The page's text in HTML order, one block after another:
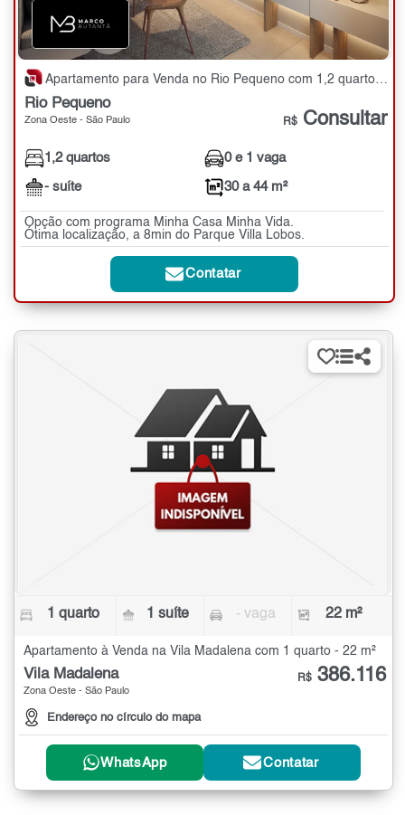
Apartamento para Venda no Rio Pequeno com 1,2 quartos - 30 a 44 m²
Rio Pequeno
Zona Oeste - São Paulo R$ Consultar
1,2 quartos
- suíte
0 e 1 vaga
30 a 44 m²
Opção com programa Minha Casa Minha Vida.
Ótima localização, a 8min do Parque Villa Lobos.
Contatar
1 quarto 1 suíte - vaga 22 m²
Apartamento à Venda na Vila Madalena com 1 quarto - 22 m²
Vila Madalena
Zona Oeste - São Paulo
Endereço no círculo do mapa
R$ 386.116
WhatsApp Contatar